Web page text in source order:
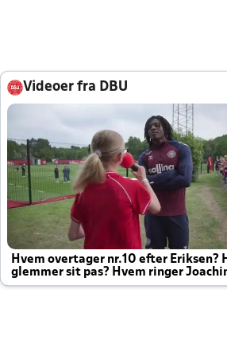
Videoer fra DBU
Hvem overtager nr.10 efter Eriksen?
glemmer sit pas? Hvem ringer
altid til efter kampe?